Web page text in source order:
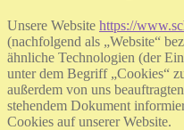
Unsere Website https://
(nachfolgend als „Website“
ähnliche Technologien (der
unter dem Begriff „Cookies“
außerdem von uns
stehendem Dokument
Cookies auf unserer Website.